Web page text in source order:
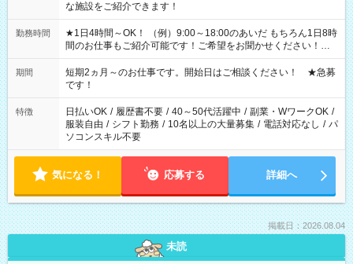
な施設をご紹介できます！
勤務時間
★1日4時間～OK！ （例）9:00～18:00のあいだ もちろん1日8時
間のお仕事もご紹介可能です！ご希望をお聞かせください！★
家庭の都合でお休みが必要な場合も遠慮なくご相談ください。
※週最低15時間以上の勤務が必要です
期間
短期2ヵ月～のお仕事です。開始日はご相談ください！ ★急募
です！
特徴 日払いOK / 履歴書不要 / 40～50代活躍中 / 副業・WワークOK /
服装自由 / シフト勤務 / 10名以上の大量募集 / 電話対応なし / パ
ソコンスキル不要
気になる！ 応募する 詳細へ
掲載日：2026.08.04
未読